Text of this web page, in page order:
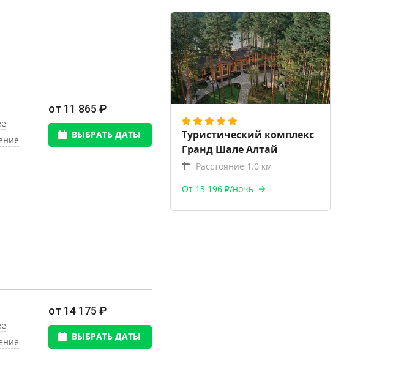
от 11 865 ₽
ВЫБРАТЬ ДАТЫ
от 14 175 ₽
ВЫБРАТЬ ДАТЫ
Туристический комплекс
Гранд Шале Алтай
Расстояние 1.0 км
От 13 196 ₽/ночь